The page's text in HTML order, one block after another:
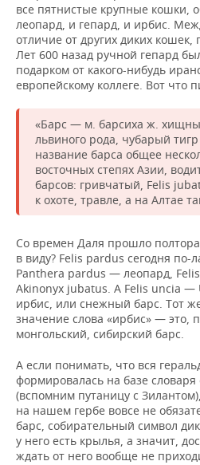
все пятнистые крупные
леопард, и гепард, и ирбис.
отличие от других диких
Лет 600 назад ручной гепард
подарком от какого-нибудь
европейскому коллеге. Вот что
«Барс — м. барсиха ж.
львиного рода, чубарый
название барса общее
восточных степях Азии,
барсов: гривчатый, Felis
к охоте, травле, а на Алтае
Со времен Даля прошло
в виду? Felis pardus сегодня по-
Panthera pardus — леопард,
Akinonyx jubatus. А Felis uncia
ирбис, или снежный барс. Тот
значение слова «ирбис» — это,
монгольский, сибирский барс.
А если понимать, что вся
формировалась на базе словаря
(вспомним путаницу с
на нашем гербе вовсе не
барс, собирательный символ
у него есть крылья, а значит,
ждать от него вообще не